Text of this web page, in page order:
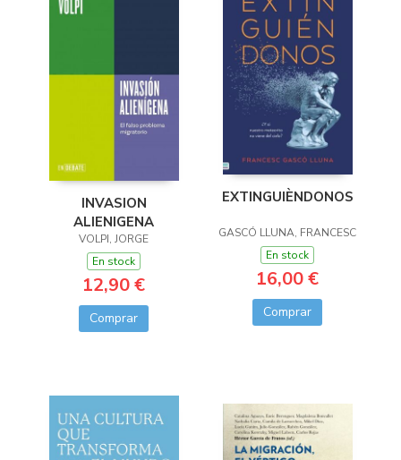
INVASION
ALIENIGENA
VOLPI, JORGE
En stock
12,90 €
Comprar
EXTINGUIÈNDONOS
GASCÓ LLUNA, FRANCESC
En stock
16,00 €
Comprar